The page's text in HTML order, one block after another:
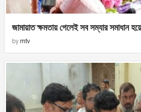
জামায়াত ক্ষমতায় গেলেই সব সম্যার সমাধান
by mtv